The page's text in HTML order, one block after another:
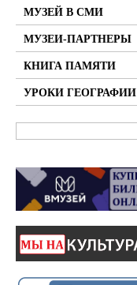
МУЗЕЙ В СМИ
МУЗЕИ-ПАРТНЕРЫ
КНИГА ПАМЯТИ
УРОКИ ГЕОГРАФИИ